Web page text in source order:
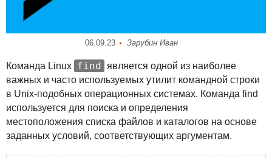
06.09.23 Зарубин Иван
Команда Linux find
является одной из наиболее
важных и часто используемых утилит командной строки
в Unix-подобных операционных системах. Команда find
используется для поиска и определения
местоположения списка файлов и каталогов на основе
заданных условий, соответствующих аргументам.